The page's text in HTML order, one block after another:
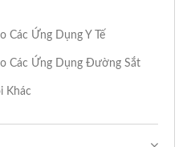
Các Ứng Dụng Y Tế
Các Ứng Dụng Đường Sắt
Khác